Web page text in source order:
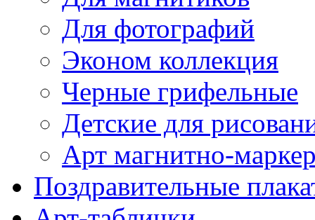
Для фотографий
Эконом коллекция
Черные грифельные
Детские для
Арт магнитно-
Поздравительные